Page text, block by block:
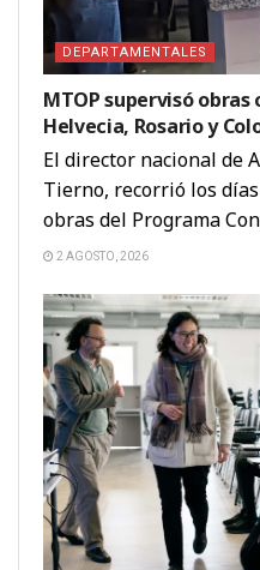
DEPARTAMENTALES
MTOP supervisó
Helvecia, Rosario y
El director nacional de
Tierno, recorrió los
obras del Programa
2 AGOSTO, 2026